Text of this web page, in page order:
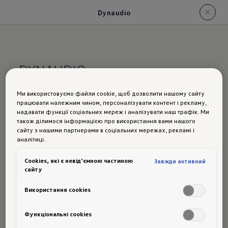
Dynaudio
DYNAUDIO
Пориньте у
світ звуку.
DYNAUDIO є одним із провідних виробників
аудіосистем High End класу. Музиканти,
фахівці із звукозапису та меломани довіряють
датському бренду з 1977 року. Вони цінують
Ми використовуємо файли cookie, щоб дозволити нашому сайту
працювати належним чином, персоналізувати контент і рекламу,
надавати функції соціальних мереж і аналізувати наш трафік. Ми
також ділимося інформацією про використання вами нашого
сайту з нашими партнерами в соціальних мережах, рекламі і
аналітиці.
Сookies, які є невід’ємною частиною
сайту
Завжди активний
Використання cookies
Функціональні cookies